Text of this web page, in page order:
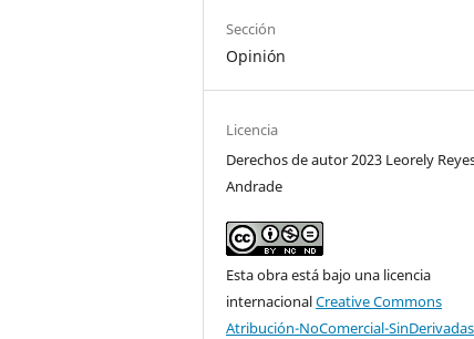
Sección
Opinión
Licencia
Derechos de autor 2023 Leorely
Andrade
Esta obra está bajo una licencia
internacionalCreative Commons
Atribución-NoComercial-